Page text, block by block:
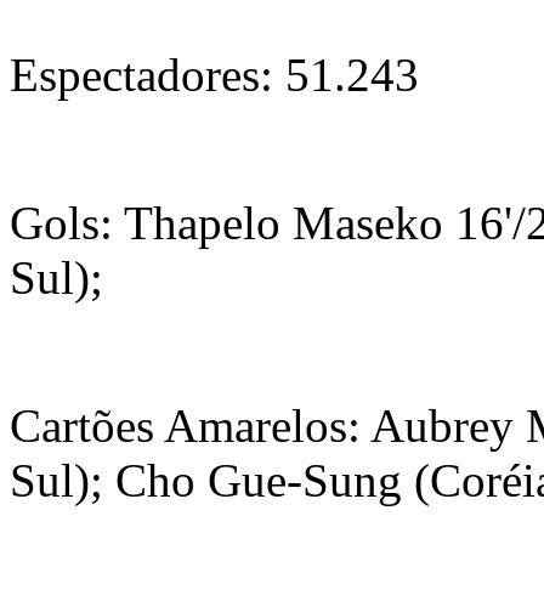
Espectadores: 51.243
Gols: Thapelo Maseko 16'/
Sul);
Cartões Amarelos:
Sul); Cho Gue-Sung